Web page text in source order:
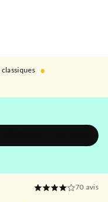
•
70 avis